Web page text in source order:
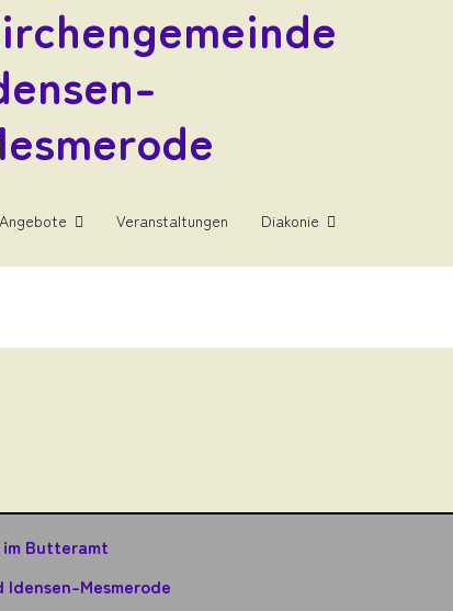
Angebote Veranstaltungen Diakonie
Butteramt
Mesmerode